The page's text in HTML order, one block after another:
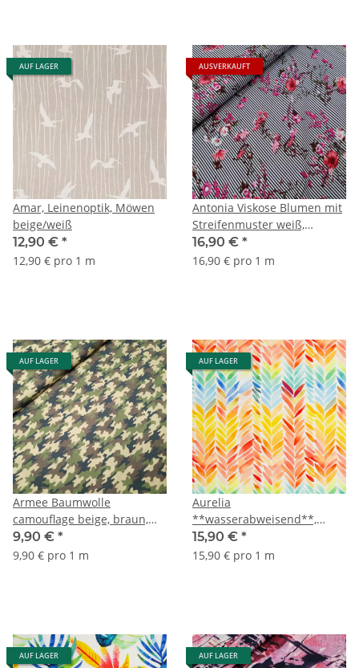
AUF LAGER
Amar, Leinenoptik, Möwen
beige/weiß
12,90 € *
12,90 € pro 1 m
AUSVERKAUFT
Antonia Viskose Blumen mit
Streifenmuster weiß,
schwarz, pink, rosa
16,90 € *
16,90 € pro 1 m
AUF LAGER
Armee Baumwolle
camouflage beige, braun,
grün, schwarz
9,90 € *
9,90 € pro 1 m
AUF LAGER
Aurelia
**wasserabweisend**,
Outdoor-Canvas, Blätter,
bunt/naturweiß
15,90 € *
15,90 € pro 1 m
AUF LAGER AUF LAGER